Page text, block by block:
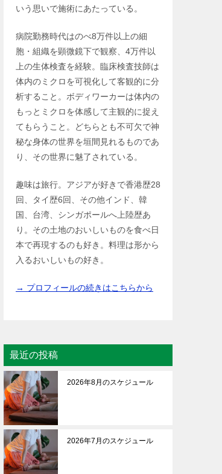
いう思いで施術にあたっている。
病院勤務時代はのべ8万件以上の細
胞・組織を顕微鏡下で観察、4万件以
上の生体検査を経験。臨床検査技師は
体内のミクロを可視化して客観的に分
析すること。ボディワーカーは体内の
もっとミクロを体感して主観的に捉え
てもらうこと。どちらとも不可欠で神
秘な身体の世界を垣間見れるものであ
り、その世界に魅了されている。
趣味は旅行。アジアが好きで香港歴28
回、タイ歴6回、その他インド、韓
国、台湾、シンガポールへ上陸歴あ
り。その土地のおいしいものを食べ日
本で再現するのも好き。料理は形から
入るおいしいもの好き。
→ プロフィールの続きはこちらから
最近の投稿
2026年8月のスケジュール
2026年7月のスケジュール